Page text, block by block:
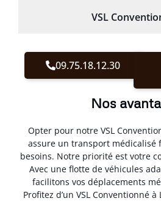
VSL
09.75.18.12.30
Nos
Opter pour notre VSL
assure un transport médicalisé
besoins. Notre priorité est votre
Avec une flotte de véhicules
facilitons vos déplacements
Profitez d’un VSL Conventionné